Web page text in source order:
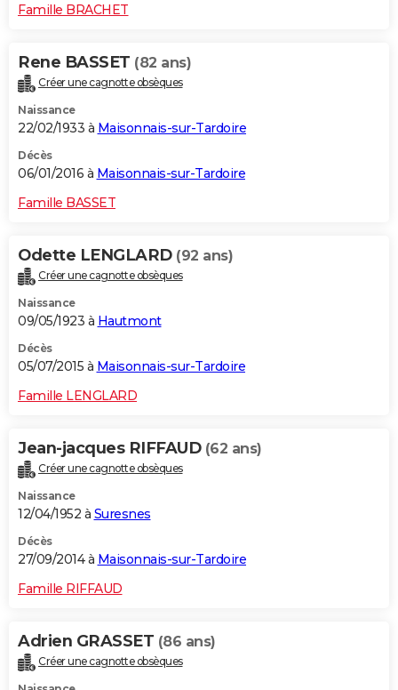
Famille BRACHET
Rene BASSET (82 ans)
Créer une cagnotte obsèques
Naissance
22/02/1933 à Maisonnais-sur-Tardoire
Décès
06/01/2016 à Maisonnais-sur-Tardoire
Famille BASSET
Odette LENGLARD (92 ans)
Créer une cagnotte obsèques
Naissance
09/05/1923 à Hautmont
Décès
05/07/2015 à Maisonnais-sur-Tardoire
Famille LENGLARD
Jean-jacques RIFFAUD (62 ans)
Créer une cagnotte obsèques
Naissance
12/04/1952 à Suresnes
Décès
27/09/2014 à Maisonnais-sur-Tardoire
Famille RIFFAUD
Adrien GRASSET (86 ans)
Créer une cagnotte obsèques